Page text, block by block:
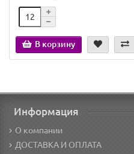
В корзину
Информация
О компании
ДОСТАВКА И ОПЛАТА